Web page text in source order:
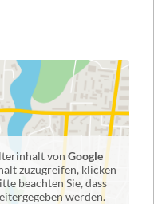
von Google
zuzugreifen, klicken
beachten Sie, dass
werden.